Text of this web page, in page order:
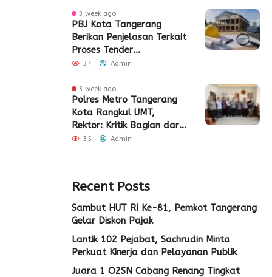
3 week ago
PBJ Kota Tangerang
Berikan Penjelasan Terkait
Proses Tender
Pembangunan Eks Pabrik
37 Admin
3 week ago
Polres Metro Tangerang
Kota Rangkul UMT,
Rektor: Kritik Bagian dari
Demokrasi
35 Admin
Recent Posts
Sambut HUT RI Ke-81, Pemkot Tangerang
Gelar Diskon Pajak
Lantik 102 Pejabat, Sachrudin Minta
Perkuat Kinerja dan Pelayanan Publik
Juara 1 O2SN Cabang Renang Tingkat